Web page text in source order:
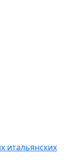
итальянских